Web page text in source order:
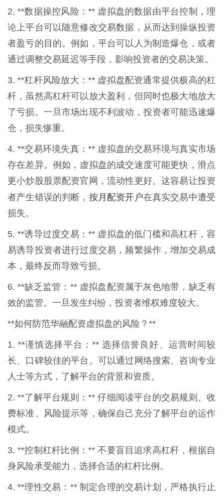
2. **数据操控风险：** 虚拟盘的数据由平台控制，理
论上平台可以随意修改交易数据，从而达到操纵投资
者盈亏的目的。例如，平台可以人为制造爆仓，或者
通过调整交易延迟等手段，影响投资者的交易决策。
3. **杠杆风险放大：** 虚拟盘配资通常提供极高的杠
杆，虽然高杠杆可以放大盈利，但同时也极大地放大
了亏损。一旦市场出现不利波动，投资者可能迅速爆
仓，损失惨重。
4. **交易环境失真：** 虚拟盘的交易环境与真实市场
存在差异。例如，虚拟盘的成交速度可能更快，滑点
更小炒股股票配资官网，流动性更好。这容易让投资
者产生错误的判断， 按月配资开户在真实交易中遭受
损失。
5. **诱导过度交易：** 虚拟盘的低门槛和高杠杆，容
易诱导投资者进行过度交易，频繁操作，增加交易成
本，最终反而导致亏损。
6. **缺乏监管：** 虚拟盘配资属于灰色地带，缺乏有
效的监管。一旦发生纠纷，投资者维权难度较大。
**如何防范华融配资虚拟盘的风险？**
1. **谨慎选择平台：** 选择信誉良好、运营时间较
长、口碑较佳的平台。可以通过网络搜索、咨询专业
人士等方式，了解平台的背景和资质。
2. **了解平台规则：** 仔细阅读平台的交易规则、收
费标准、风险提示等，确保自己充分了解平台的运作
模式。
3. **控制杠杆比例：** 不要盲目追求高杠杆，根据自
身风险承受能力，选择合适的杠杆比例。
4. **理性交易：** 制定合理的交易计划，严格执行止